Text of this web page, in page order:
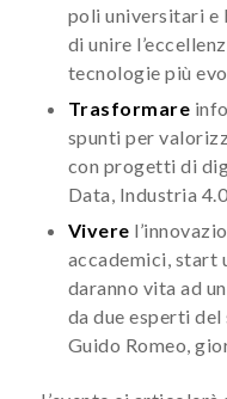
poli universitari e
di unire
tecnologie più
Trasformare
spunti per
con progetti di
Data, Industria
Vivere
accademici, start
daranno vita ad
da due esperti
Guido Romeo,